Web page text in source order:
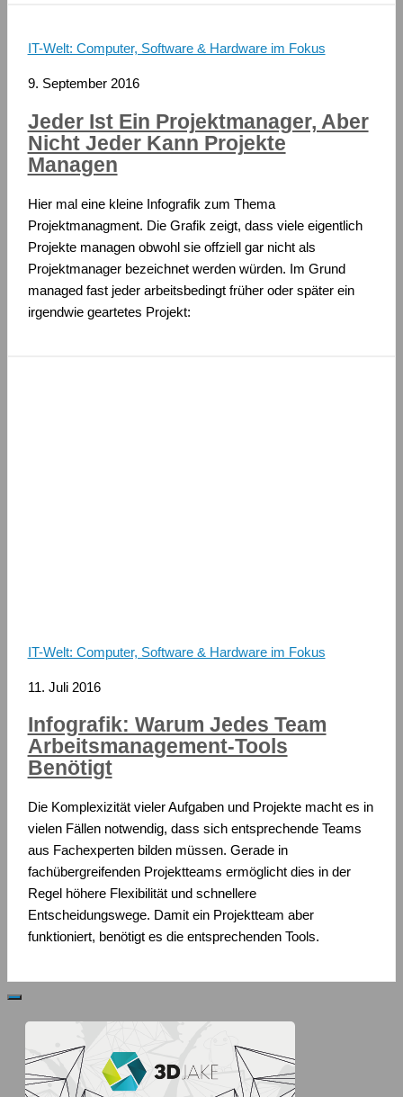
IT-Welt: Computer, Software & Hardware im Fokus
9. September 2016
Jeder Ist Ein Projektmanager, Aber
Nicht Jeder Kann Projekte
Managen
Hier mal eine kleine Infografik zum Thema
Projektmanagment. Die Grafik zeigt, dass viele eigentlich
Projekte managen obwohl sie offziell gar nicht als
Projektmanager bezeichnet werden würden. Im Grund
managed fast jeder arbeitsbedingt früher oder später ein
irgendwie geartetes Projekt:
IT-Welt: Computer, Software & Hardware im Fokus
11. Juli 2016
Infografik: Warum Jedes Team
Arbeitsmanagement-Tools
Benötigt
Die Komplexizität vieler Aufgaben und Projekte macht es in
vielen Fällen notwendig, dass sich entsprechende Teams
aus Fachexperten bilden müssen. Gerade in
fachübergreifenden Projektteams ermöglicht dies in der
Regel höhere Flexibilität und schnellere
Entscheidungswege. Damit ein Projektteam aber
funktioniert, benötigt es die entsprechenden Tools.